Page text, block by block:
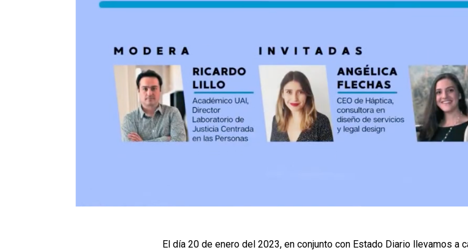
El día 20 de enero del 2023, en conjunto con Estado Diario llevamos a